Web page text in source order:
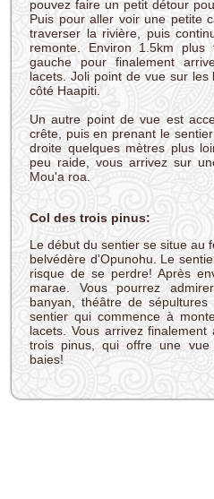
pouvez faire un petit détour
Puis pour aller voir une petite
traverser la rivière, puis
remonte. Environ 1.5km
gauche pour finalement
lacets. Joli point de vue sur
côté Haapiti.
Un autre point de vue est
crête, puis en prenant le
droite quelques mètres plus
peu raide, vous arrivez sur
Mou'a roa.
Col des trois pinus:
Le début du sentier se situe au
belvédère d'Opunohu. Le
risque de se perdre! Après
marae. Vous pourrez
banyan, théâtre de
sentier qui commence à
lacets. Vous arrivez
trois pinus, qui offre une vue
baies!